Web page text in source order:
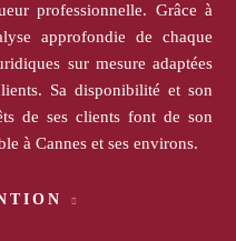
professionnelle. Grâce à
approfondie de chaque
sur mesure adaptées
Sa disponibilité et son
de ses clients font de son
à Cannes et ses environs.